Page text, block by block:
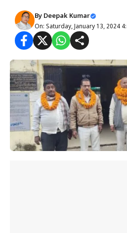
By Deepak Kumar
On: Saturday, January 13, 2024